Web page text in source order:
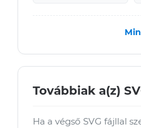
Továbbiak a(z)
Ha a végső SVG fájllal